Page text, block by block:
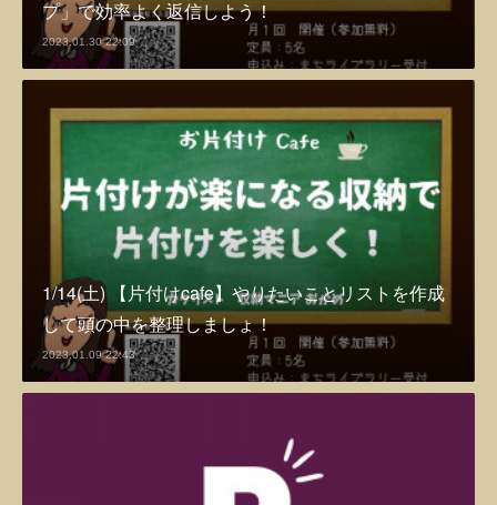
プ」で効率よく返信しよう！
2023.01.30 22:09
1/14(土) 【片付けcafe】やりたいことリストを作成
して頭の中を整理しましょ！
2023.01.09 22:43